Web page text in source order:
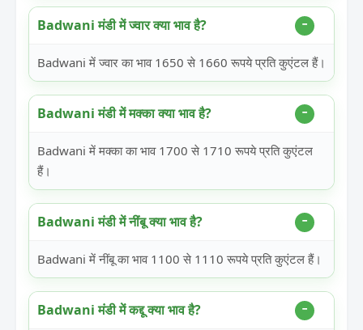
Badwani मंडी में ज्वार क्या भाव है?
Badwani में ज्वार का भाव 1650 से 1660 रूपये प्रति कुएंटल हैं।
Badwani मंडी में मक्का क्या भाव है?
Badwani में मक्का का भाव 1700 से 1710 रूपये प्रति कुएंटल
हैं।
Badwani मंडी में नींबू क्या भाव है?
Badwani में नींबू का भाव 1100 से 1110 रूपये प्रति कुएंटल हैं।
Badwani मंडी में कद्दू क्या भाव है?